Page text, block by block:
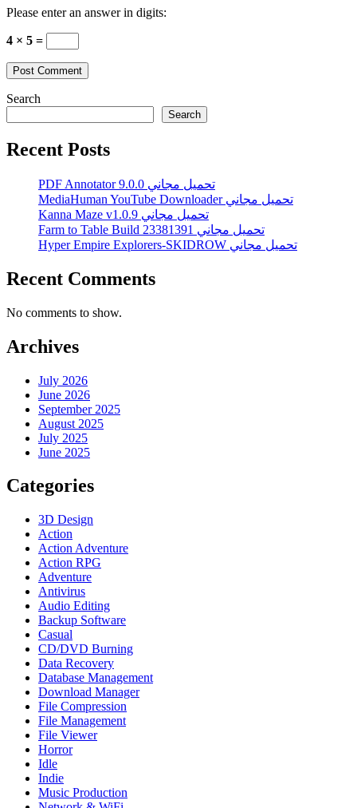
Please enter an answer in digits:
4 × 5 =
Search
Search
Recent Posts
PDF Annotator 9.0.0 تحميل مجاني
MediaHuman YouTube Downloader تحميل مجاني
Kanna Maze v1.0.9 تحميل مجاني
Farm to Table Build 23381391 تحميل مجاني
Hyper Empire Explorers-SKIDROW تحميل مجاني
Recent Comments
No comments to show.
Archives
July 2026
June 2026
September 2025
August 2025
July 2025
June 2025
Categories
3D Design
Action
Action Adventure
Action RPG
Adventure
Antivirus
Audio Editing
Backup Software
Casual
CD/DVD Burning
Data Recovery
Database Management
Download Manager
File Compression
File Management
File Viewer
Horror
Idle
Indie
Music Production